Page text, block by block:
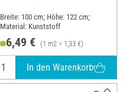
Breite: 100 cm; Höhe: 122 cm;
Material: Kunststoff
6,49 € (1 m2 = 1,33 €)
In den Warenkorb